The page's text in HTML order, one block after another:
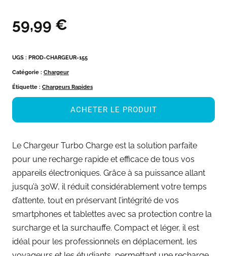
59,99 €
UGS : PROD-CHARGEUR-155
Catégorie : Chargeur
Étiquette : Chargeurs Rapides
ACHETER LE PRODUIT
Le Chargeur Turbo Charge est la solution parfaite
pour une recharge rapide et efficace de tous vos
appareils électroniques. Grâce à sa puissance allant
jusqu’à 30W, il réduit considérablement votre temps
d’attente, tout en préservant l’intégrité de vos
smartphones et tablettes avec sa protection contre la
surcharge et la surchauffe. Compact et léger, il est
idéal pour les professionnels en déplacement, les